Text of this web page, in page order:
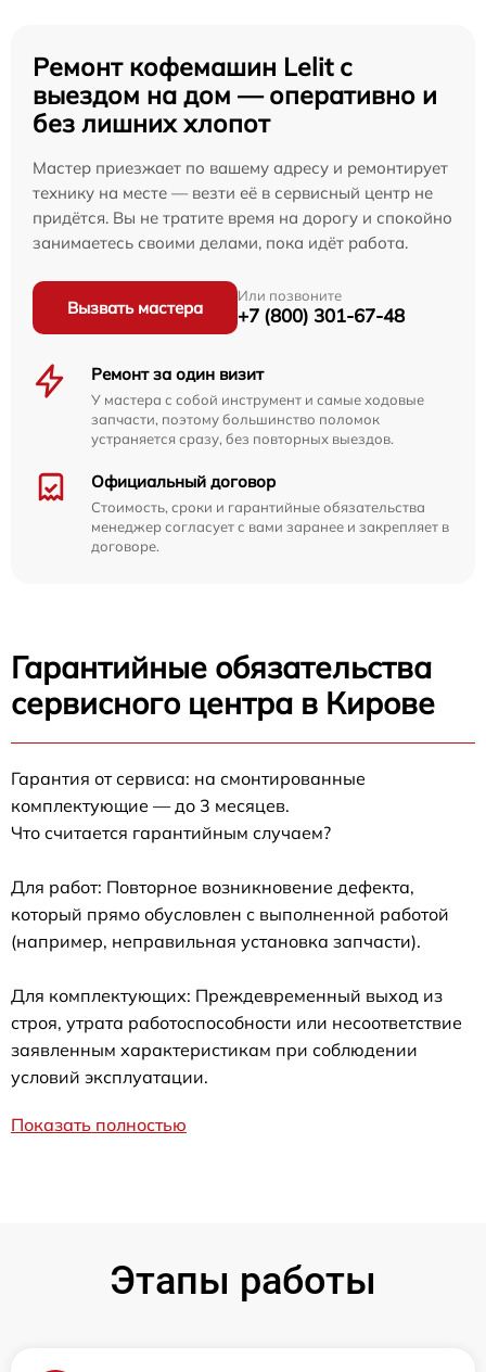
Ремонт кофемашин Lelit с
выездом на дом — оперативно и
без лишних хлопот
Мастер приезжает по вашему адресу и ремонтирует
технику на месте — везти её в сервисный центр не
придётся. Вы не тратите время на дорогу и спокойно
занимаетесь своими делами, пока идёт работа.
Вызвать мастера
Или позвоните
+7 (800) 301-67-48
Ремонт за один визит
У мастера с собой инструмент и самые ходовые
запчасти, поэтому большинство поломок
устраняется сразу, без повторных выездов.
Официальный договор
Стоимость, сроки и гарантийные обязательства
менеджер согласует с вами заранее и закрепляет в
договоре.
Гарантийные обязательства
сервисного центра в Кирове
Гарантия от сервиса: на смонтированные
комплектующие — до 3 месяцев.
Что считается гарантийным случаем?
Для работ: Повторное возникновение дефекта,
который прямо обусловлен с выполненной работой
(например, неправильная установка запчасти).
Для комплектующих: Преждевременный выход из
строя, утрата работоспособности или несоответствие
заявленным характеристикам при соблюдении
условий эксплуатации.
Показать полностью
Этапы работы